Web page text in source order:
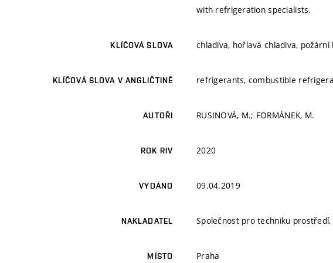
with refrigeration specialists.
KLÍČOVÁ SLOVA chladiva, hořlavá chladiva,
KLÍČOVÁ SLOVA V ANGLIČTINĚ refrigerants, combustible
AUTOŘI RUSINOVÁ, M.; FORMÁNEK, M.
ROK RIV 2020
VYDÁNO 09.04.2019
NAKLADATEL Společnost pro techniku
MÍSTO Praha